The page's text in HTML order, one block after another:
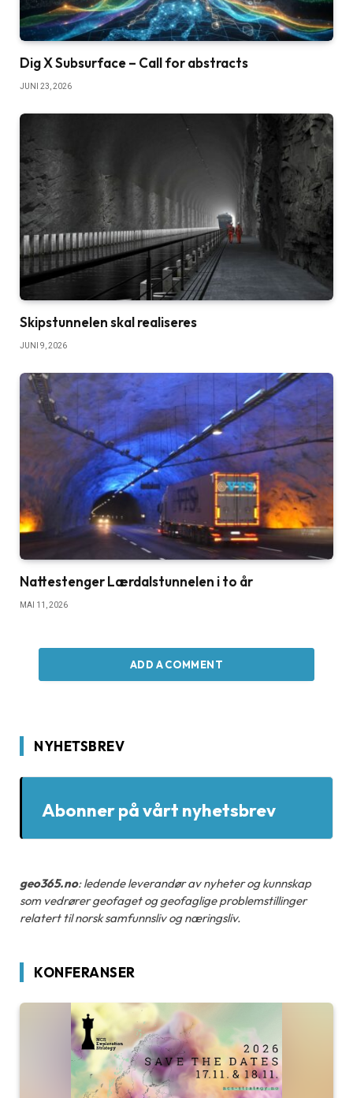
Dig X Subsurface – Call for abstracts
JUNI 23, 2026
Skipstunnelen skal realiseres
JUNI 9, 2026
Nattestenger Lærdalstunnelen i to år
MAI 11, 2026
ADD A COMMENT
NYHETSBREV
Abonner på vårt nyhetsbrev
geo365.no: ledende leverandør av nyheter og kunnskap
som vedrører geofaget og geofaglige problemstillinger
relatert til norsk samfunnsliv og næringsliv.
KONFERANSER